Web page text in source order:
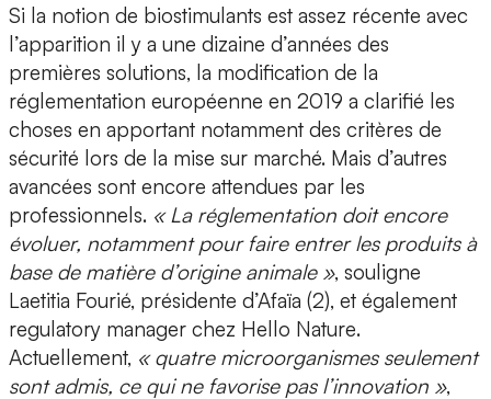
Si la notion de biostimulants est assez récente avec
l’apparition il y a une dizaine d’années des
premières solutions, la modification de la
réglementation européenne en 2019 a clarifié les
choses en apportant notamment des critères de
sécurité lors de la mise sur marché. Mais d’autres
avancées sont encore attendues par les
professionnels. « La réglementation doit encore
évoluer, notamment pour faire entrer les produits à
base de matière d’origine animale », souligne
Laetitia Fourié, présidente d’Afaïa (2), et également
regulatory manager chez Hello Nature.
Actuellement, « quatre microorganismes seulement
sont admis, ce qui ne favorise pas l’innovation »,